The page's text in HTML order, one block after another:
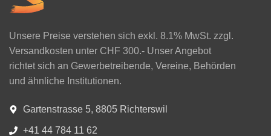
Unsere Preise verstehen sich exkl. 8.1% MwSt. zzgl.
Versandkosten unter CHF 300.- Unser Angebot
richtet sich an Gewerbetreibende, Vereine, Behörden
und ähnliche Institutionen.
Gartenstrasse 5, 8805 Richterswil
+41 44 784 11 62